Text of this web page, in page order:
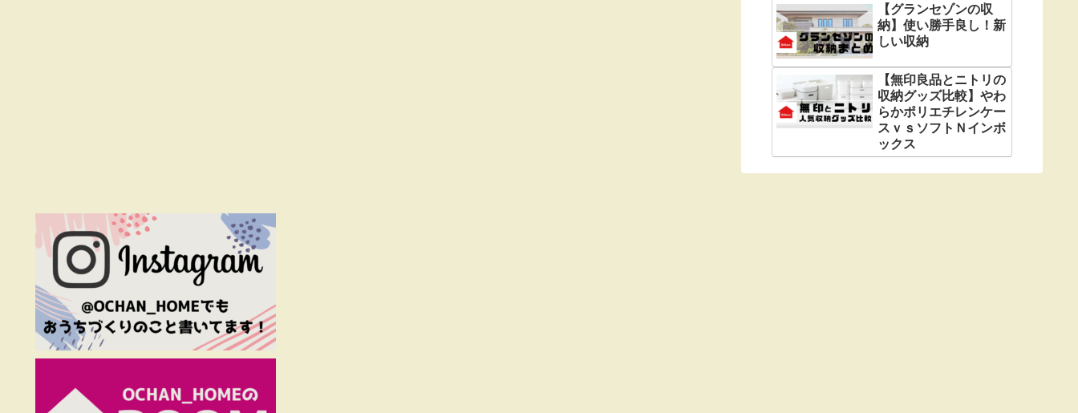
【グランセゾンの収
納】使い勝手良し！新
しい収納
【無印良品とニトリの
収納グッズ比較】やわ
らかポリエチレンケー
スｖｓソフトＮインボ
ックス